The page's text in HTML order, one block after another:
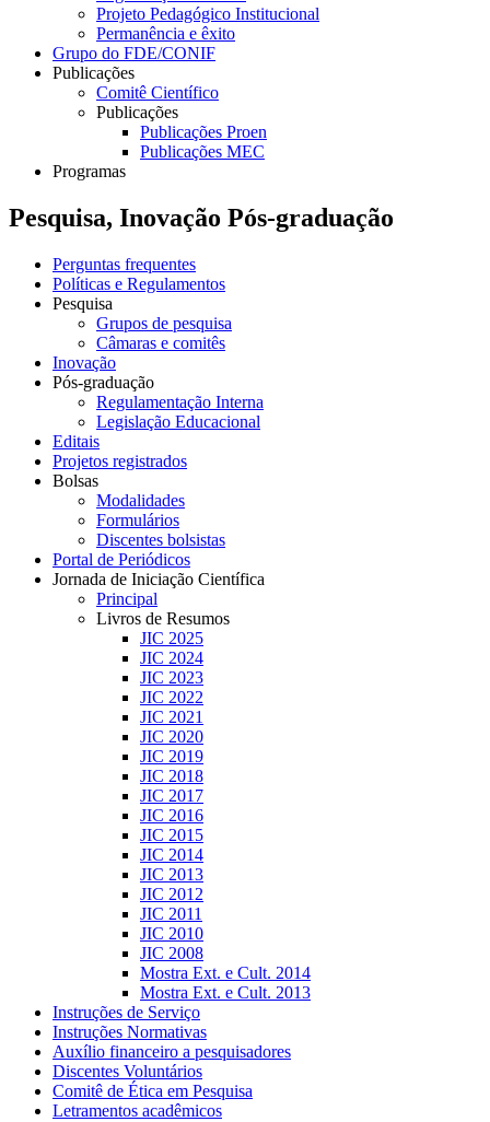
Projeto Pedagógico Institucional
Permanência e êxito
Grupo do FDE/CONIF
Publicações
Comitê Científico
Publicações
Publicações Proen
Publicações MEC
Programas
Pesquisa, Inovação Pós-graduação
Perguntas frequentes
Políticas e Regulamentos
Pesquisa
Grupos de pesquisa
Câmaras e comitês
Inovação
Pós-graduação
Regulamentação Interna
Legislação Educacional
Editais
Projetos registrados
Bolsas
Modalidades
Formulários
Discentes bolsistas
Portal de Periódicos
Jornada de Iniciação Científica
Principal
Livros de Resumos
JIC 2025
JIC 2024
JIC 2023
JIC 2022
JIC 2021
JIC 2020
JIC 2019
JIC 2018
JIC 2017
JIC 2016
JIC 2015
JIC 2014
JIC 2013
JIC 2012
JIC 2011
JIC 2010
JIC 2008
Mostra Ext. e Cult. 2014
Mostra Ext. e Cult. 2013
Instruções de Serviço
Instruções Normativas
Auxílio financeiro a pesquisadores
Discentes Voluntários
Comitê de Ética em Pesquisa
Letramentos acadêmicos